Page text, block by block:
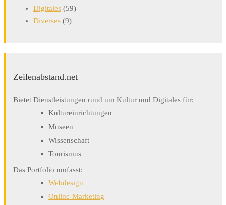
Digitales (59)
Diverses (9)
Zeilenabstand.net
Bietet Dienstleistungen rund um Kultur und Digitales für:
Kultureinrichtungen
Museen
Wissenschaft
Tourismus
Das Portfolio umfasst:
Webdesign
Online-Marketing